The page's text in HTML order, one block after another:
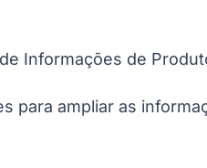
Informações de
para ampliar as